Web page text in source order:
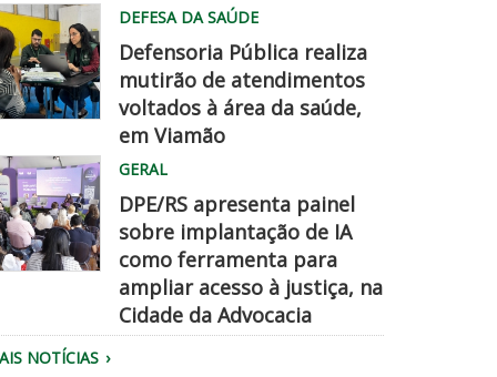
DEFESA DA SAÚDE
Defensoria Pública realiza
mutirão de atendimentos
voltados à área da saúde,
em Viamão
GERAL
DPE/RS apresenta painel
sobre implantação de IA
como ferramenta para
ampliar acesso à justiça, na
Cidade da Advocacia
NOTÍCIAS